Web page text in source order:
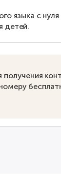
языка с нуля
детей.